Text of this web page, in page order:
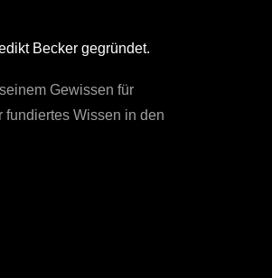
Becker gegründet.
Gewissen für
fundiertes Wissen in den